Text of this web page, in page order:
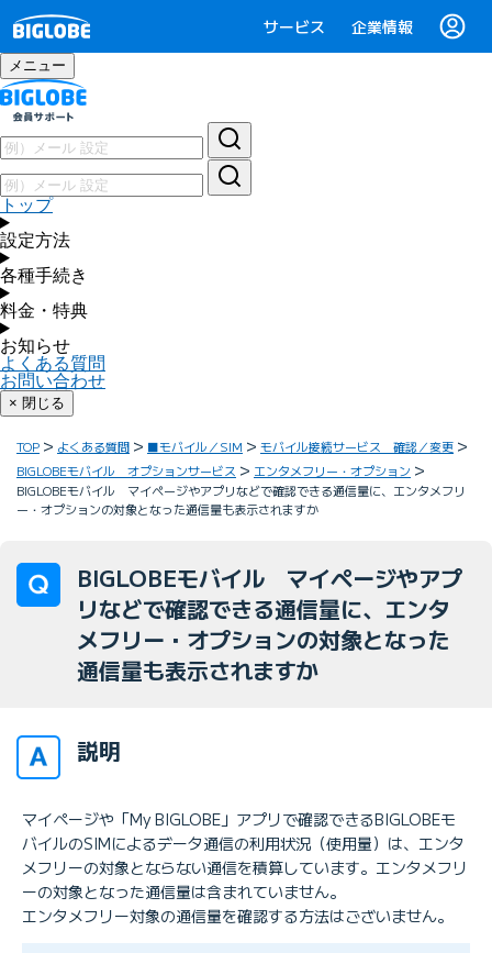
サービス 企業情報
メニュー
トップ
設定方法
各種手続き
料金・特典
お知らせ
よくある質問
お問い合わせ
× 閉じる
TOP よくある質問 ■モバイル／SIM
モバイル接続サービス 確認／変更
BIGLOBEモバイル オプションサービス
エンタメフリー・オプション
BIGLOBEモバイル マイページやアプリなどで確認できる通信量に、エンタメフリ
ー・オプションの対象となった通信量も表示されますか
BIGLOBEモバイル マイページやアプ
リなどで確認できる通信量に、エンタ
メフリー・オプションの対象となった
通信量も表示されますか
説明
マイページや「My BIGLOBE」アプリで確認できるBIGLOBEモ
バイルのSIMによるデータ通信の利用状況（使用量）は、エンタ
メフリーの対象とならない通信を積算しています。エンタメフリ
ーの対象となった通信量は含まれていません。
エンタメフリー対象の通信量を確認する方法はございません。